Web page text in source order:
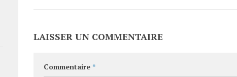
LAISSER UN COMMENTAIRE
Commentaire *